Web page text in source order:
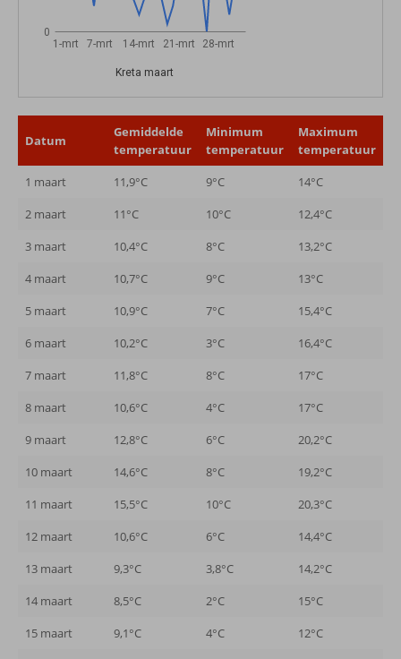
1-mrt 7-mrt 14-mrt 21-mrt 28-mrt
Kreta maart
0
Datum
Gemiddelde
temperatuur
Minimum
temperatuur
Maximum
temperatuur
1 maart
11,9°C 9°C
14°C
2 maart
11°C 10°C
12,4°C
3 maart
10,4°C 8°C
13,2°C
4 maart
10,7°C 9°C
13°C
5 maart
10,9°C 7°C
15,4°C
6 maart
10,2°C 3°C
16,4°C
7 maart
11,8°C 8°C
17°C
8 maart
10,6°C 4°C
17°C
9 maart
12,8°C 6°C
20,2°C
10 maart
14,6°C 8°C
19,2°C
11 maart
15,5°C 10°C
20,3°C
12 maart
10,6°C 6°C
14,4°C
13 maart
9,3°C 3,8°C
14,2°C
14 maart
8,5°C 2°C
15°C
15 maart
9,1°C 4°C
12°C